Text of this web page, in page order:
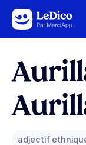
Aller au contenu
adjectif